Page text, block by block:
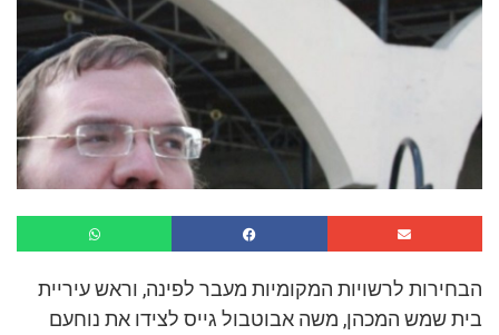
הבחירות לרשויות המקומיות מעבר לפינה, וראש עיריית
בית שמש המכהן, משה אבוטבול גייס לצידו את נוחעם